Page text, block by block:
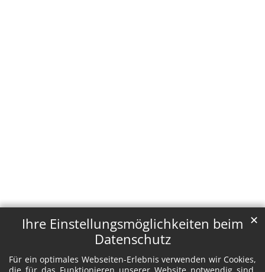
Ihre Einstellungsmöglichkeiten beim
Datenschutz
Für ein optimales Webseiten-Erlebnis verwenden wir Cookies,
✕